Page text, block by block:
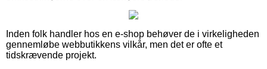
Inden folk handler hos en e-shop behøver de i virkeligheden
gennemløbe webbutikkens vilkår, men det er ofte et
tidskrævende projekt.